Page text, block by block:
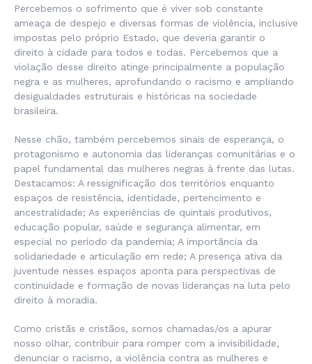
Percebemos o sofrimento que é viver sob constante
ameaça de despejo e diversas formas de violência, inclusive
impostas pelo próprio Estado, que deveria garantir o
direito à cidade para todos e todas. Percebemos que a
violação desse direito atinge principalmente a população
negra e as mulheres, aprofundando o racismo e ampliando
desigualdades estruturais e históricas na sociedade
brasileira.
Nesse chão, também percebemos sinais de esperança, o
protagonismo e autonomia das lideranças comunitárias e o
papel fundamental das mulheres negras à frente das lutas.
Destacamos: A ressignificação dos territórios enquanto
espaços de resistência, identidade, pertencimento e
ancestralidade; As experiências de quintais produtivos,
educação popular, saúde e segurança alimentar, em
especial no período da pandemia; A importância da
solidariedade e articulação em rede; A presença ativa da
juventude nesses espaços aponta para perspectivas de
continuidade e formação de novas lideranças na luta pelo
direito à moradia.
Como cristãs e cristãos, somos chamadas/os a apurar
nosso olhar, contribuir para romper com a invisibilidade,
denunciar o racismo, a violência contra as mulheres e